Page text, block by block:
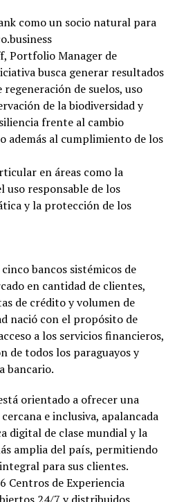
como un socio natural para
Portfolio Manager de
busca generar resultados
de suelos, uso
de la biodiversidad y
frente al cambio
además al cumplimiento de los
en áreas como la
responsable de los
y la protección de los
bancos sistémicos de
en cantidad de clientes,
de crédito y volumen de
nació con el propósito de
a los servicios financieros,
de todos los paraguayos y
bancario.
orientado a ofrecer una
e inclusiva, apalancada
digital de clase mundial y la
amplia del país, permitiendo
para sus clientes.
Centros de Experiencia